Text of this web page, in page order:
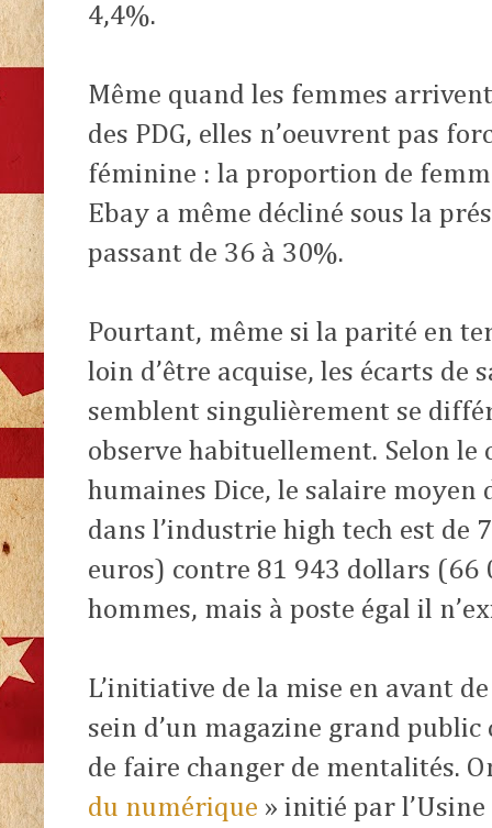
4,4%.
Même quand les femmes
des PDG, elles n’oeuvrent pas
féminine : la proportion de
Ebay a même décliné sous la
passant de 36 à 30%.
Pourtant, même si la parité en
loin d’être acquise, les écarts de
semblent singulièrement se
observe habituellement. Selon le
humaines Dice, le salaire
dans l’industrie high tech est de
euros) contre 81 943 dollars (66
hommes, mais à poste égal il
L’initiative de la mise en avant
sein d’un magazine grand
de faire changer de mentalités.
du numérique » initié par